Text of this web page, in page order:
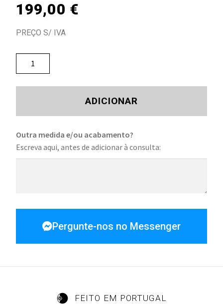
199,00 €
PREÇO S/ IVA
ADICIONAR
Outra medida e/ou acabamento?
Escreva aqui, antes de adicionar à consulta:
Pergunte-nos no Messenger
FEITO EM PORTUGAL